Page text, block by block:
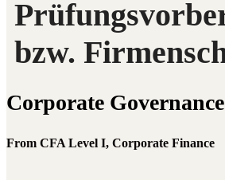
Cor­po­ra­te Governance
From CFA Level I, Corporate Finance